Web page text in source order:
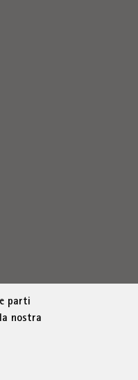
parti
nostra